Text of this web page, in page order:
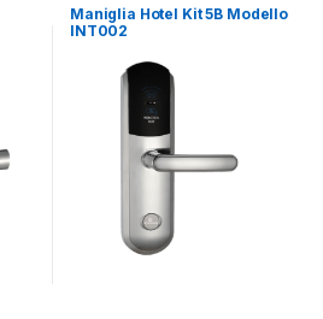
Maniglia Hotel Kit 5B Modello
INT002